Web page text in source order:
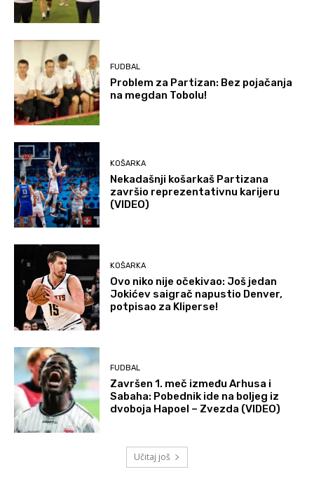
FUDBAL
Problem za Partizan: Bez pojačanja
na megdan Tobolu!
KOŠARKA
Nekadašnji košarkaš Partizana
završio reprezentativnu karijeru
(VIDEO)
KOŠARKA
Ovo niko nije očekivao: Još jedan
Jokićev saigrač napustio Denver,
potpisao za Kliperse!
FUDBAL
Završen 1. meč između Arhusa i
Sabaha: Pobednik ide na boljeg iz
dvoboja Hapoel – Zvezda (VIDEO)
Učitaj još